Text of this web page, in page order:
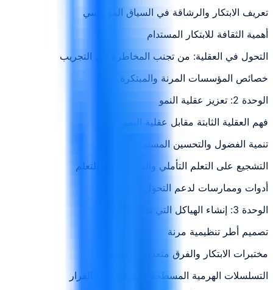
تعريف الابتكار والرشاقة في السياق المؤسسي
أهمية الثقافة للابتكار المستدام
التحول في العقلية: من تجنب المخاطرة إلى التجريب
خصائص المؤسسات المرنة والمبتكرة
الوحدة 2: تعزيز عقلية النمو
فهم العقلية الثابتة مقابل عقلية النمو
تنمية الفضول والتحسين المستمر
التشجيع على التعلم التأملي والفشل كأداة للتعلم
أدوات وممارسات لدعم التحول الذهني
الوحدة 3: إنشاء الهياكل التي تدعم الابتكار
تصميم أطر تنظيمية مرنة
مختبرات الابتكار والفرق متعددة الوظائف
التسلسلات الهرمية المسطحة وسرعة اتخاذ القرار